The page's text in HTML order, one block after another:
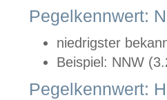
Pegelkennwert:
niedrigster
Beispiel: NNW
Pegelkennwert: